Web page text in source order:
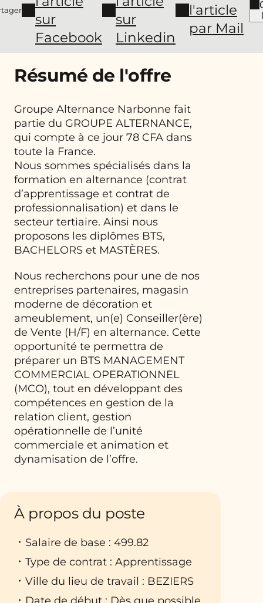
sur
Facebook
sur
Linkedin
l'article
par Mail
Résumé de l'offre
Groupe Alternance Narbonne fait
partie du GROUPE ALTERNANCE,
qui compte à ce jour 78 CFA dans
toute la France.
Nous sommes spécialisés dans la
formation en alternance (contrat
d’apprentissage et contrat de
professionnalisation) et dans le
secteur tertiaire. Ainsi nous
proposons les diplômes BTS,
BACHELORS et MASTÈRES.
Nous recherchons pour une de nos
entreprises partenaires, magasin
moderne de décoration et
ameublement, un(e) Conseiller(ère)
de Vente (H/F) en alternance. Cette
opportunité te permettra de
préparer un BTS MANAGEMENT
COMMERCIAL OPERATIONNEL
(MCO), tout en développant des
compétences en gestion de la
relation client, gestion
opérationnelle de l’unité
commerciale et animation et
dynamisation de l’offre.
À propos du poste
Salaire de base : 499.82
Type de contrat : Apprentissage
Ville du lieu de travail : BEZIERS
Date de début : Dès que possible